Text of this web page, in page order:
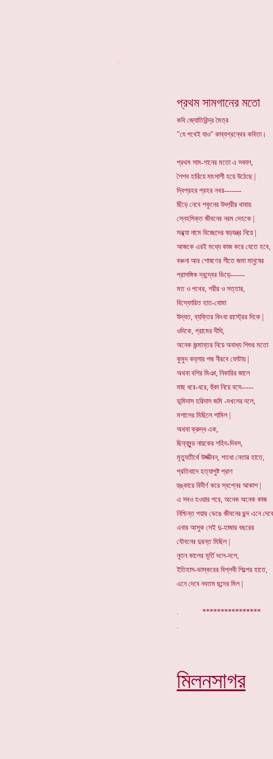
প্রথম সামগানের মতো
কবি জ্যোতিরিন্দ্র মৈত্র
"যে পথেই যাও" কাব্যগ্রন্থের কবিতা।
প্রথম সাম-গানের মতো এ সকাল,
শৈশব হারিয়ে মাংসাশী হয়ে উঠেছে |
দ্বিপ্রহর প্রহর নখর-------
ছিঁড়ে নেবে শকুনের উদ্গ্রীর থাবায়
স্নেহসিক্ত জীবনের নরম দেহকে |
সন্ধ্যা নামে বিচ্ছেদের ষড়যন্ত্র নিয়ে |
আজকে এরই মধ্যে কাজ করে যেতে হবে,
বঞ্চনা আর শোষণের শীতে জমা মানুষের
প্রাসঙ্গিক দ্বন্দ্বের ভিড়ে------
মত ও পথের, শরীর ও সত্তার,
বিস্ফোরিত হাত-বোমা
উদ্যত, ব্যক্তির কিংবা রাস্ট্রের দিকে |
ওদিকে, গ্রামের দীঘি,
অনেক জন্মান্তর নিয়ে অবাধ্য শিশুর মতো
কুমুদ কহ্লার পদ্ম নীরবে ফোটায় |
অথবা বশির মিঞা, নিকারির জালে
মাছ ধরে-ধরে, হুঁকা নিয়ে বসে-----
ভূমিদাস হরিদাস জমি -দখলের দলে,
মশালের মিছিলে শামিল |
অথবা ক্রুদ্ধ এক,
ছিন্নমুন্ড নায়কের শহিদ-দিবস,
মৃত্যুতীর্থে উজ্জীবন, শতধা নেতার হাতে,
প্রতিবাদে হত্যাপুষ্ট প্রাণ
হুঙ্কারে বিদীর্ণ করে স্বপ্নের আকাশ |
এ সবও হওয়ার পরে, অনেক অনেক কাজ
নিশ্চিন্ত পয়ার ভেঙে জীবনের ছন্দ এনে
এবার আসুক সেই দু-হাজার বছরের
যৌবনের দুরন্ত মিছিল |
নূতন কালের মূর্তি দলে-দলে,
ইতিহাস-ভাস্করের বিপ্লবী শিল্পের হাতে,
এনে দেবে নবতম ছন্দের মিল |
.
মিলনসাগর